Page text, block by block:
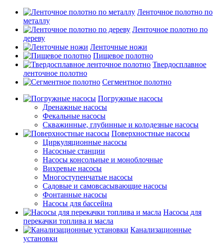
Ленточное полотно по
металлу
Ленточное полотно по
дереву
Ленточные ножи
Пищевое полотно
Твердосплавное
ленточное полотно
Сегментное полотно
Погружные насосы
Дренажные насосы
Фекальные насосы
Скважинные, глубинные и колодезные насосы
Поверхностные насосы
Циркуляционные насосы
Насосные станции
Насосы консольные и моноблочные
Вихревые насосы
Многоступенчатые насосы
Садовые и самовсасывающие насосы
Фонтанные насосы
Насосы для бассейна
Насосы для
перекачки топлива и масла
Канализационные
установки